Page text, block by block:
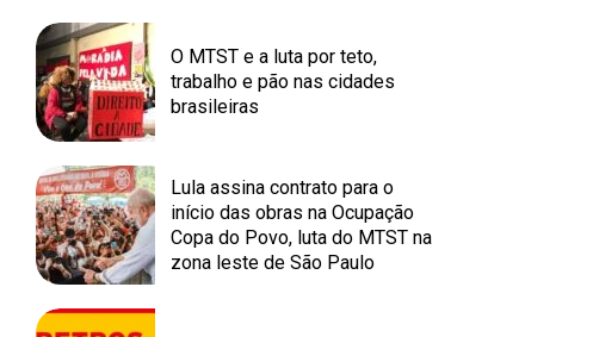
O MTST e a luta por teto,
trabalho e pão nas cidades
brasileiras
Lula assina contrato para o
início das obras na Ocupação
Copa do Povo, luta do MTST na
zona leste de São Paulo